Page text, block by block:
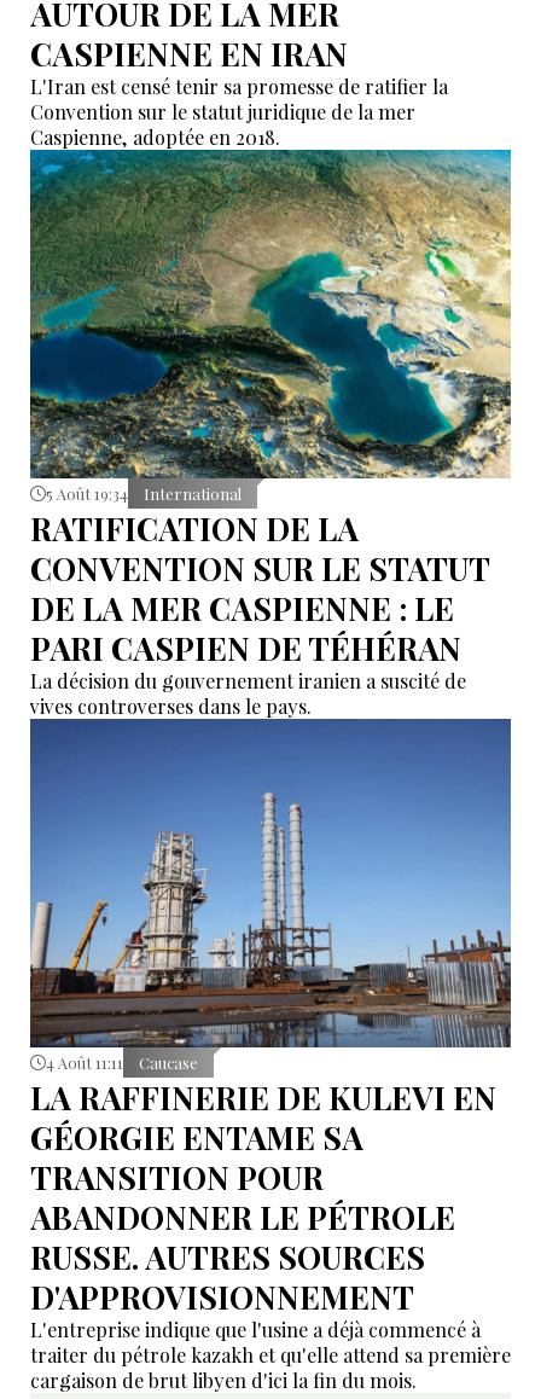
AUTOUR DE LA MER
CASPIENNE EN IRAN
L'Iran est censé tenir sa promesse de ratifier la
Convention sur le statut juridique de la mer
Caspienne, adoptée en 2018.
5 Août 19:34 International
RATIFICATION DE LA
CONVENTION SUR LE STATUT
DE LA MER CASPIENNE : LE
PARI CASPIEN DE TÉHÉRAN
La décision du gouvernement iranien a suscité de
vives controverses dans le pays.
4 Août 11:11 Caucase
LA RAFFINERIE DE KULEVI EN
GÉORGIE ENTAME SA
TRANSITION POUR
ABANDONNER LE PÉTROLE
RUSSE. AUTRES SOURCES
D'APPROVISIONNEMENT
L'entreprise indique que l'usine a déjà commencé à
traiter du pétrole kazakh et qu'elle attend sa première
cargaison de brut libyen d'ici la fin du mois.